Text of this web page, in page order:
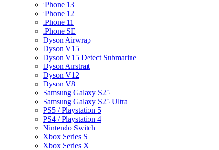
iPhone 13
iPhone 12
iPhone 11
iPhone SE
Dyson Airwrap
Dyson V15
Dyson V15 Detect Submarine
Dyson Airstrait
Dyson V12
Dyson V8
Samsung Galaxy S25
Samsung Galaxy S25 Ultra
PS5 / Playstation 5
PS4 / Playstation 4
Nintendo Switch
Xbox Series S
Xbox Series X